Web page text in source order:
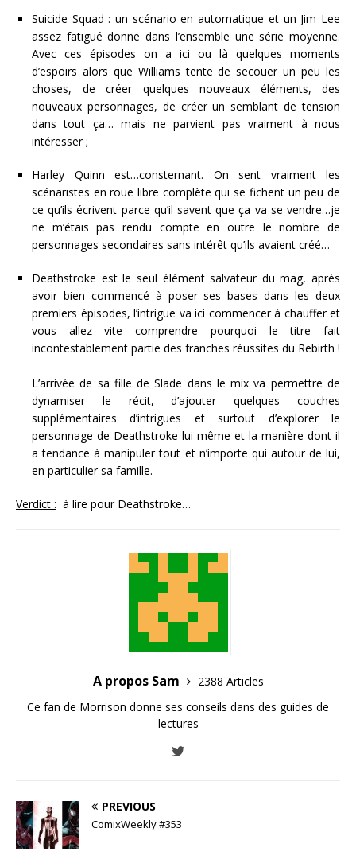
Suicide Squad : un scénario en automatique et un Jim Lee
assez fatigué donne dans l’ensemble une série moyenne.
Avec ces épisodes on a ici ou là quelques moments
d’espoirs alors que Williams tente de secouer un peu les
choses, de créer quelques nouveaux éléments, des
nouveaux personnages, de créer un semblant de tension
dans tout ça… mais ne parvient pas vraiment à nous
intéresser ;
Harley Quinn est…consternant. On sent vraiment les
scénaristes en roue libre complète qui se fichent un peu de
ce qu’ils écrivent parce qu’il savent que ça va se vendre…je
ne m’étais pas rendu compte en outre le nombre de
personnages secondaires sans intérêt qu’ils avaient créé…
Deathstroke est le seul élément salvateur du mag, après
avoir bien commencé à poser ses bases dans les deux
premiers épisodes, l’intrigue va ici commencer à chauffer et
vous allez vite comprendre pourquoi le titre fait
incontestablement partie des franches réussites du Rebirth !
L’arrivée de sa fille de Slade dans le mix va permettre de
dynamiser le récit, d’ajouter quelques couches
supplémentaires d’intrigues et surtout d’explorer le
personnage de Deathstroke lui même et la manière dont il
a tendance à manipuler tout et n’importe qui autour de lui,
en particulier sa famille.
Verdict : à lire pour Deathstroke…
A propos Sam
2388 Articles
Ce fan de Morrison donne ses conseils dans des guides de
lectures
PREVIOUS
ComixWeekly #353